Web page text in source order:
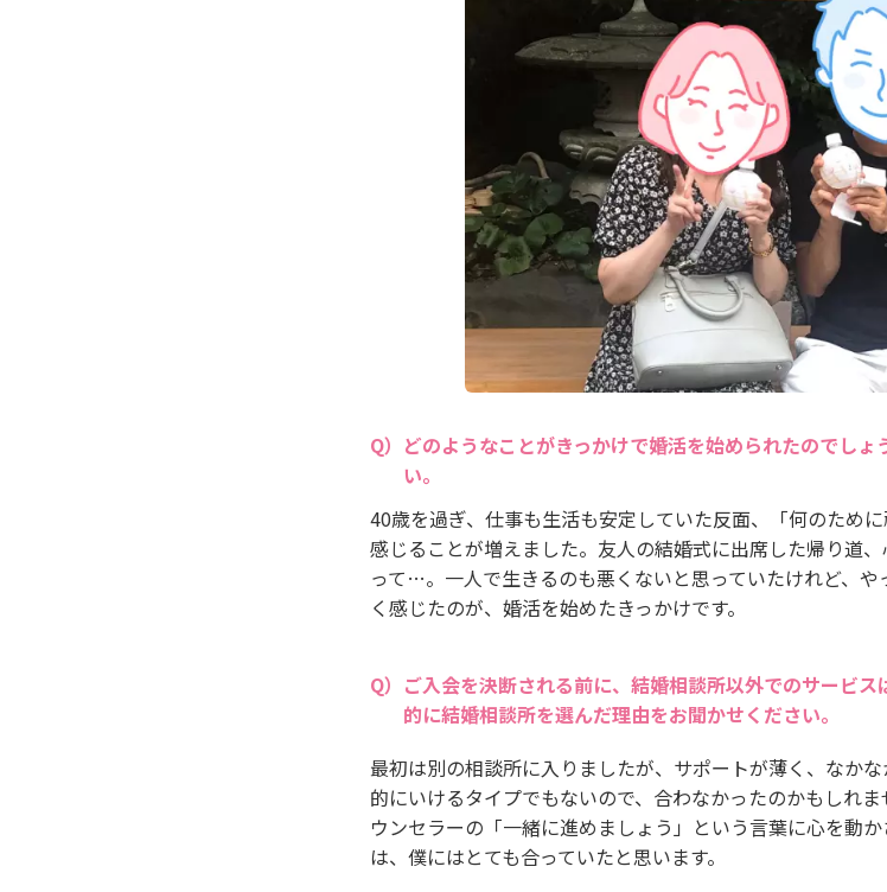
どのようなことがきっかけで婚活を始められたのでし
い。
40歳を過ぎ、仕事も生活も安定していた反面、「何のため
感じることが増えました。友人の結婚式に出席した帰り道
って…。一人で生きるのも悪くないと思っていたけれど、
く感じたのが、婚活を始めたきっかけです。
ご入会を決断される前に、結婚相談所以外でのサービ
的に結婚相談所を選んだ理由をお聞かせください。
最初は別の相談所に入りましたが、サポートが薄く、なか
的にいけるタイプでもないので、合わなかったのかもしれ
ウンセラーの「一緒に進めましょう」という言葉に心を動
は、僕にはとても合っていたと思います。